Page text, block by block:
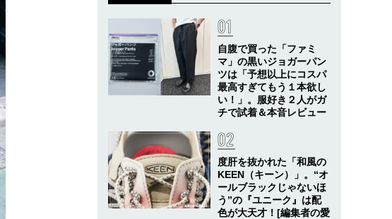
自腹で買った「ファミ
マ」の黒いジョガーパン
ツは「予想以上にコスパ
最高すぎてもう１本欲し
い！」。服好き２人がガ
チで試着＆本音レビュー
度肝を抜かれた「和風の
KEEN（キーン）」。“オ
ールブラックじゃないほ
う”の『ユニーク』は配
色が大天才！[編集者の愛